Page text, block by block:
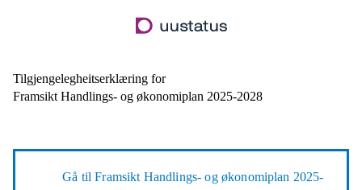
til
Tilgjengelegheitserklæring for
Framsikt Handlings- og økonomiplan 2025-2028
Gå tilFramsikt Handlings- og økonomiplan 2025-